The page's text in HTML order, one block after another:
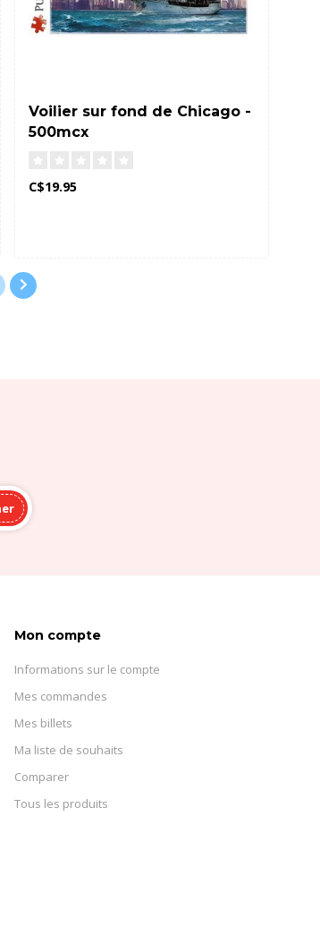
Voilier sur fond de Chicago -
500mcx
C$19.95
Mon compte
Informations sur le compte
Mes commandes
Mes billets
Ma liste de souhaits
Comparer
Tous les produits